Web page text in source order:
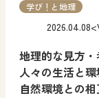
地理的な見方
人々の生活と
自然環境との
2026.04.08
学び！と地理